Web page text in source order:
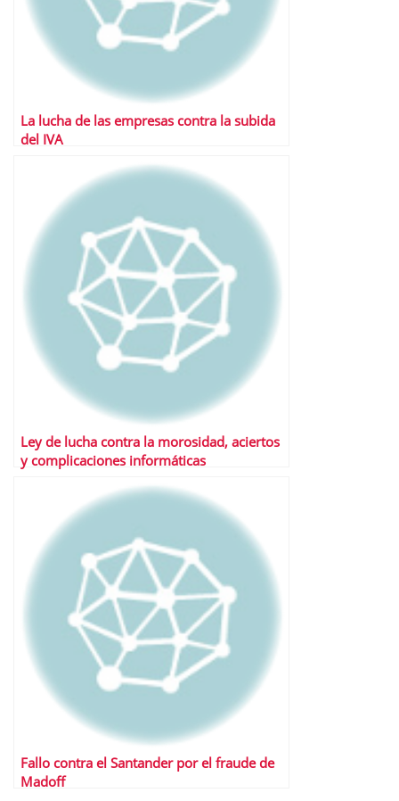
La lucha de las empresas contra la subida
del IVA
Ley de lucha contra la morosidad, aciertos
y complicaciones informáticas
Fallo contra el Santander por el fraude de
Madoff